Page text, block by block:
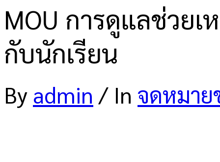
MOU การดูแลช่วย
กับนักเรียน
By admin / In จดหมาย